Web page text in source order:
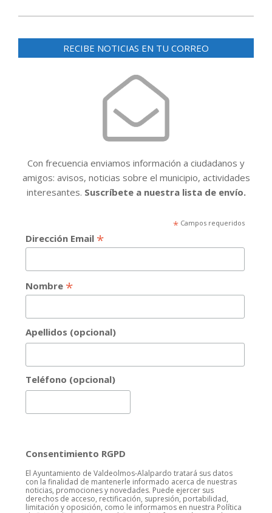
RECIBE NOTICIAS EN TU CORREO
Con frecuencia enviamos información a ciudadanos y
amigos: avisos, noticias sobre el municipio, actividades
interesantes. Suscríbete a nuestra lista de envío.
*Campos requeridos
Dirección Email *
Nombre *
Apellidos (opcional)
Teléfono (opcional)
Consentimiento RGPD
El Ayuntamiento de Valdeolmos-Alalpardo tratará sus datos
con la finalidad de mantenerle informado acerca de nuestras
noticias, promociones y novedades. Puede ejercer sus
derechos de acceso, rectificación, supresión, portabilidad,
limitación y oposición, como le informamos en nuestra Política